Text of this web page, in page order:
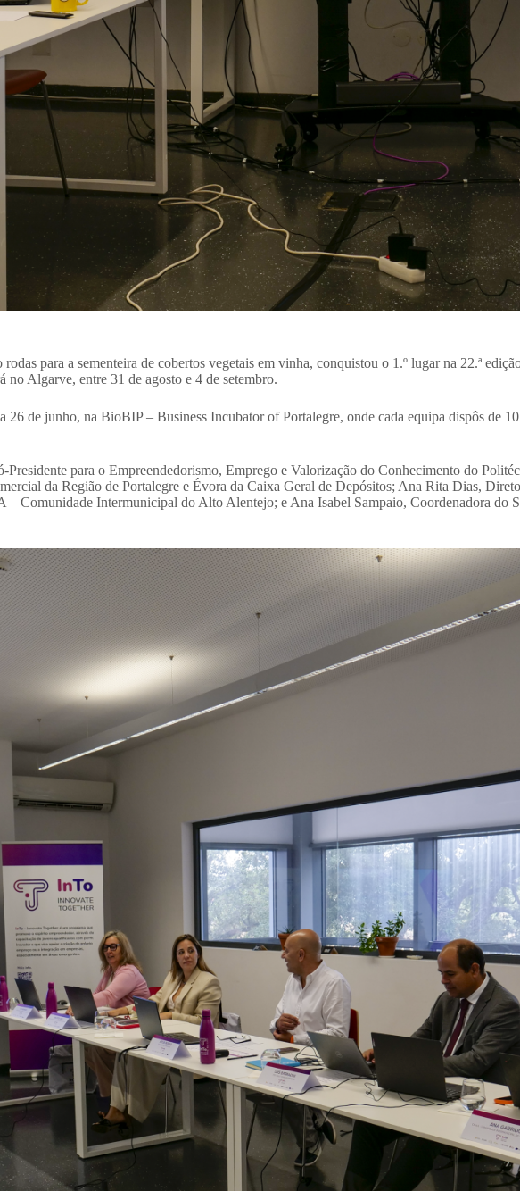
para a sementeira de cobertos vegetais em vinha, conquistou o 1.º lugar na 22.ª
Algarve, entre 31 de agosto e 4 de setembro.
26 de junho, na BioBIP – Business Incubator of Portalegre, onde cada equipa dispôs de
para o Empreendedorismo, Emprego e Valorização do Conhecimento do
da Região de Portalegre e Évora da Caixa Geral de Depósitos; Ana Rita Dias,
Comunidade Intermunicipal do Alto Alentejo; e Ana Isabel Sampaio, Coordenadora do